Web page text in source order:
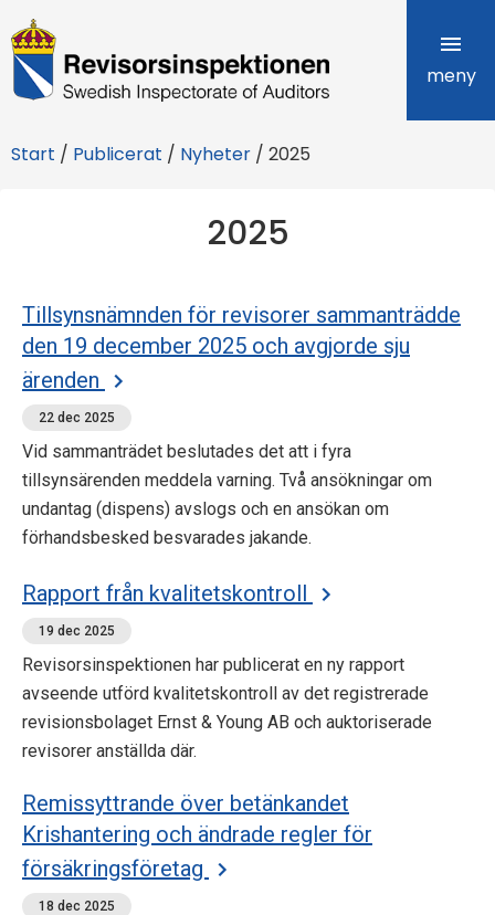
R
e
i
s
n
s
p
k
o
n
e
n
meny
Start / Publicerat / Nyheter / 2025
2025
Tillsynsnämnden för revisorer sammanträdde
den 19 december 2025 och avgjorde sju
ärenden
22 dec 2025
Vid sammanträdet beslutades det att i fyra
tillsynsärenden meddela varning. Två ansökningar om
undantag (dispens) avslogs och en ansökan om
förhandsbesked besvarades jakande.
Rapport från kvalitetskontroll
19 dec 2025
Revisorsinspektionen har publicerat en ny rapport
avseende utförd kvalitetskontroll av det registrerade
revisionsbolaget Ernst & Young AB och auktoriserade
revisorer anställda där.
Remissyttrande över betänkandet
Krishantering och ändrade regler för
försäkringsföretag
18 dec 2025